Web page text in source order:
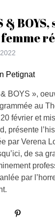
&
femme
Petignat
BOYS »,
au
20 février et
présente
par Verena
de sa
par